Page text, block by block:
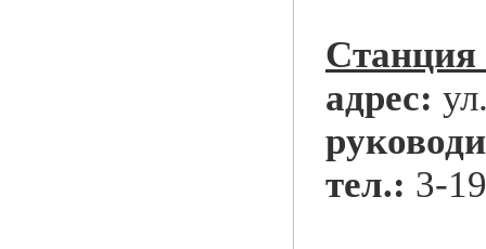
Станция
адрес:
тел.: 3-